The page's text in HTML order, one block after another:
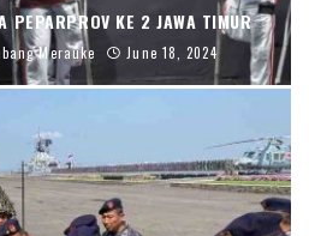
PEPARPROV KE 2 JAWA TIMUR
Merauke June 18, 2024